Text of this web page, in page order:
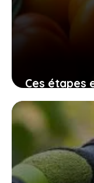
Ces étapes
vos graines
assurent
10 novembre